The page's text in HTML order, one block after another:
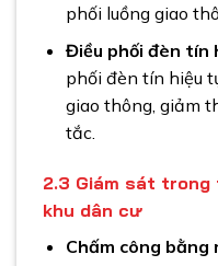
phối luồng giao
Điều phối đèn tín
phối đèn tín hiệu
giao thông, giảm
tắc.
2.3 Giám sát trong
khu dân cư
Chấm công bằng